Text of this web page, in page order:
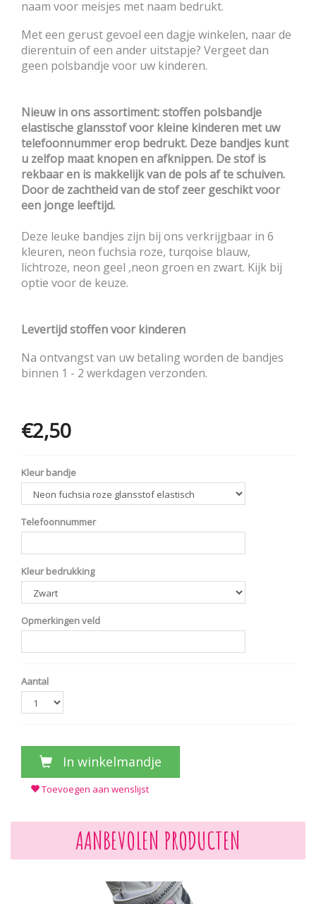
naam voor meisjes met naam bedrukt.
Met een gerust gevoel een dagje winkelen, naar de
dierentuin of een ander uitstapje? Vergeet dan
geen polsbandje voor uw kinderen.
Nieuw in ons assortiment: stoffen polsbandje
elastische glansstof voor kleine kinderen met uw
telefoonnummer erop bedrukt. Deze bandjes kunt
u zelfop maat knopen en afknippen. De stof is
rekbaar en is makkelijk van de pols af te schuiven.
Door de zachtheid van de stof zeer geschikt voor
een jonge leeftijd.
Deze leuke bandjes zijn bij ons verkrijgbaar in 6
kleuren, neon fuchsia roze, turqoise blauw,
lichtroze, neon geel ,neon groen en zwart. Kijk bij
optie voor de keuze.
Levertijd stoffen voor kinderen
Na ontvangst van uw betaling worden de bandjes
binnen 1 - 2 werkdagen verzonden.
€2,50
Kleur bandje
Telefoonnummer
Kleur bedrukking
Opmerkingen veld
Aantal
In winkelmandje
Toevoegen aan wenslijst
AANBEVOLEN PRODUCTEN